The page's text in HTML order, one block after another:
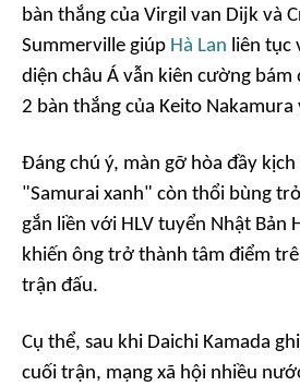
bàn thắng của Virgil van Dijk và
Summerville giúp Hà Lan liên tục
diện châu Á vẫn kiên cường bám
2 bàn thắng của Keito Nakamura
Đáng chú ý, màn gỡ hòa đầy
"Samurai xanh" còn thổi bùng
gắn liền với HLV tuyển Nhật Bản
khiến ông trở thành tâm điểm
trận đấu.
Cụ thể, sau khi Daichi Kamada
cuối trận, mạng xã hội nhiều